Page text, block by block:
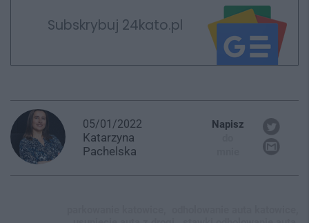
Subskrybuj 24kato.pl
05/01/2022
Katarzyna
Pachelska
Napisz